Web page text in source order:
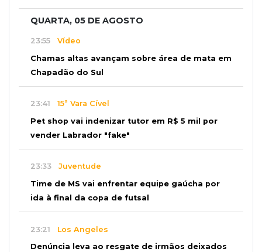
QUARTA, 05 DE AGOSTO
23:55 Vídeo
Chamas altas avançam sobre área de mata em
Chapadão do Sul
23:41 15ª Vara Cível
Pet shop vai indenizar tutor em R$ 5 mil por
vender Labrador "fake"
23:33 Juventude
Time de MS vai enfrentar equipe gaúcha por
ida à final da copa de futsal
23:21 Los Angeles
Denúncia leva ao resgate de irmãos deixados